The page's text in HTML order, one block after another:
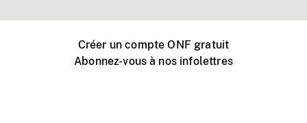
Créer un compte ONF gratuit
Abonnez-vous à nos infolettres